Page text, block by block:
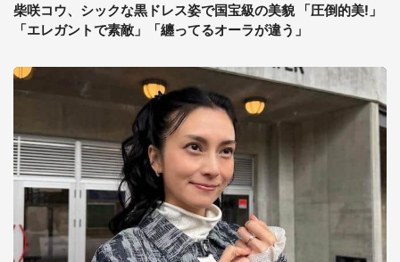
柴咲コウ、シックな黒ドレス姿で国宝級の美貌 「圧倒的美!」
「エレガントで素敵」「纏ってるオーラが違う」